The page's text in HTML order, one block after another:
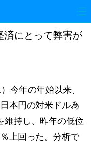
経済
写真
済にとって弊害が
今年の年始以来、
本円の対米ドル為
維持し、昨年の低位
上回った。分析で